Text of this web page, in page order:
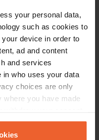
your personal data,
such as cookies to
device in order to
ad and content
and services
in who uses your data
choices are only
where you have made
or by clicking on
Copie
PRO+